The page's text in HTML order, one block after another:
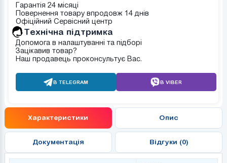
Гарантія 24 місяці
Повернення товару впродовж 14 днів
Офіційний Сервісний центр
Tехнічна підтримка
Допомога в налаштуванні та підборі
Зацікавив товар?
Наш продавець проконсультує Вас.
В TELEGRAM В VIBER
Характеристики Опис
Документація Відгуки (0)